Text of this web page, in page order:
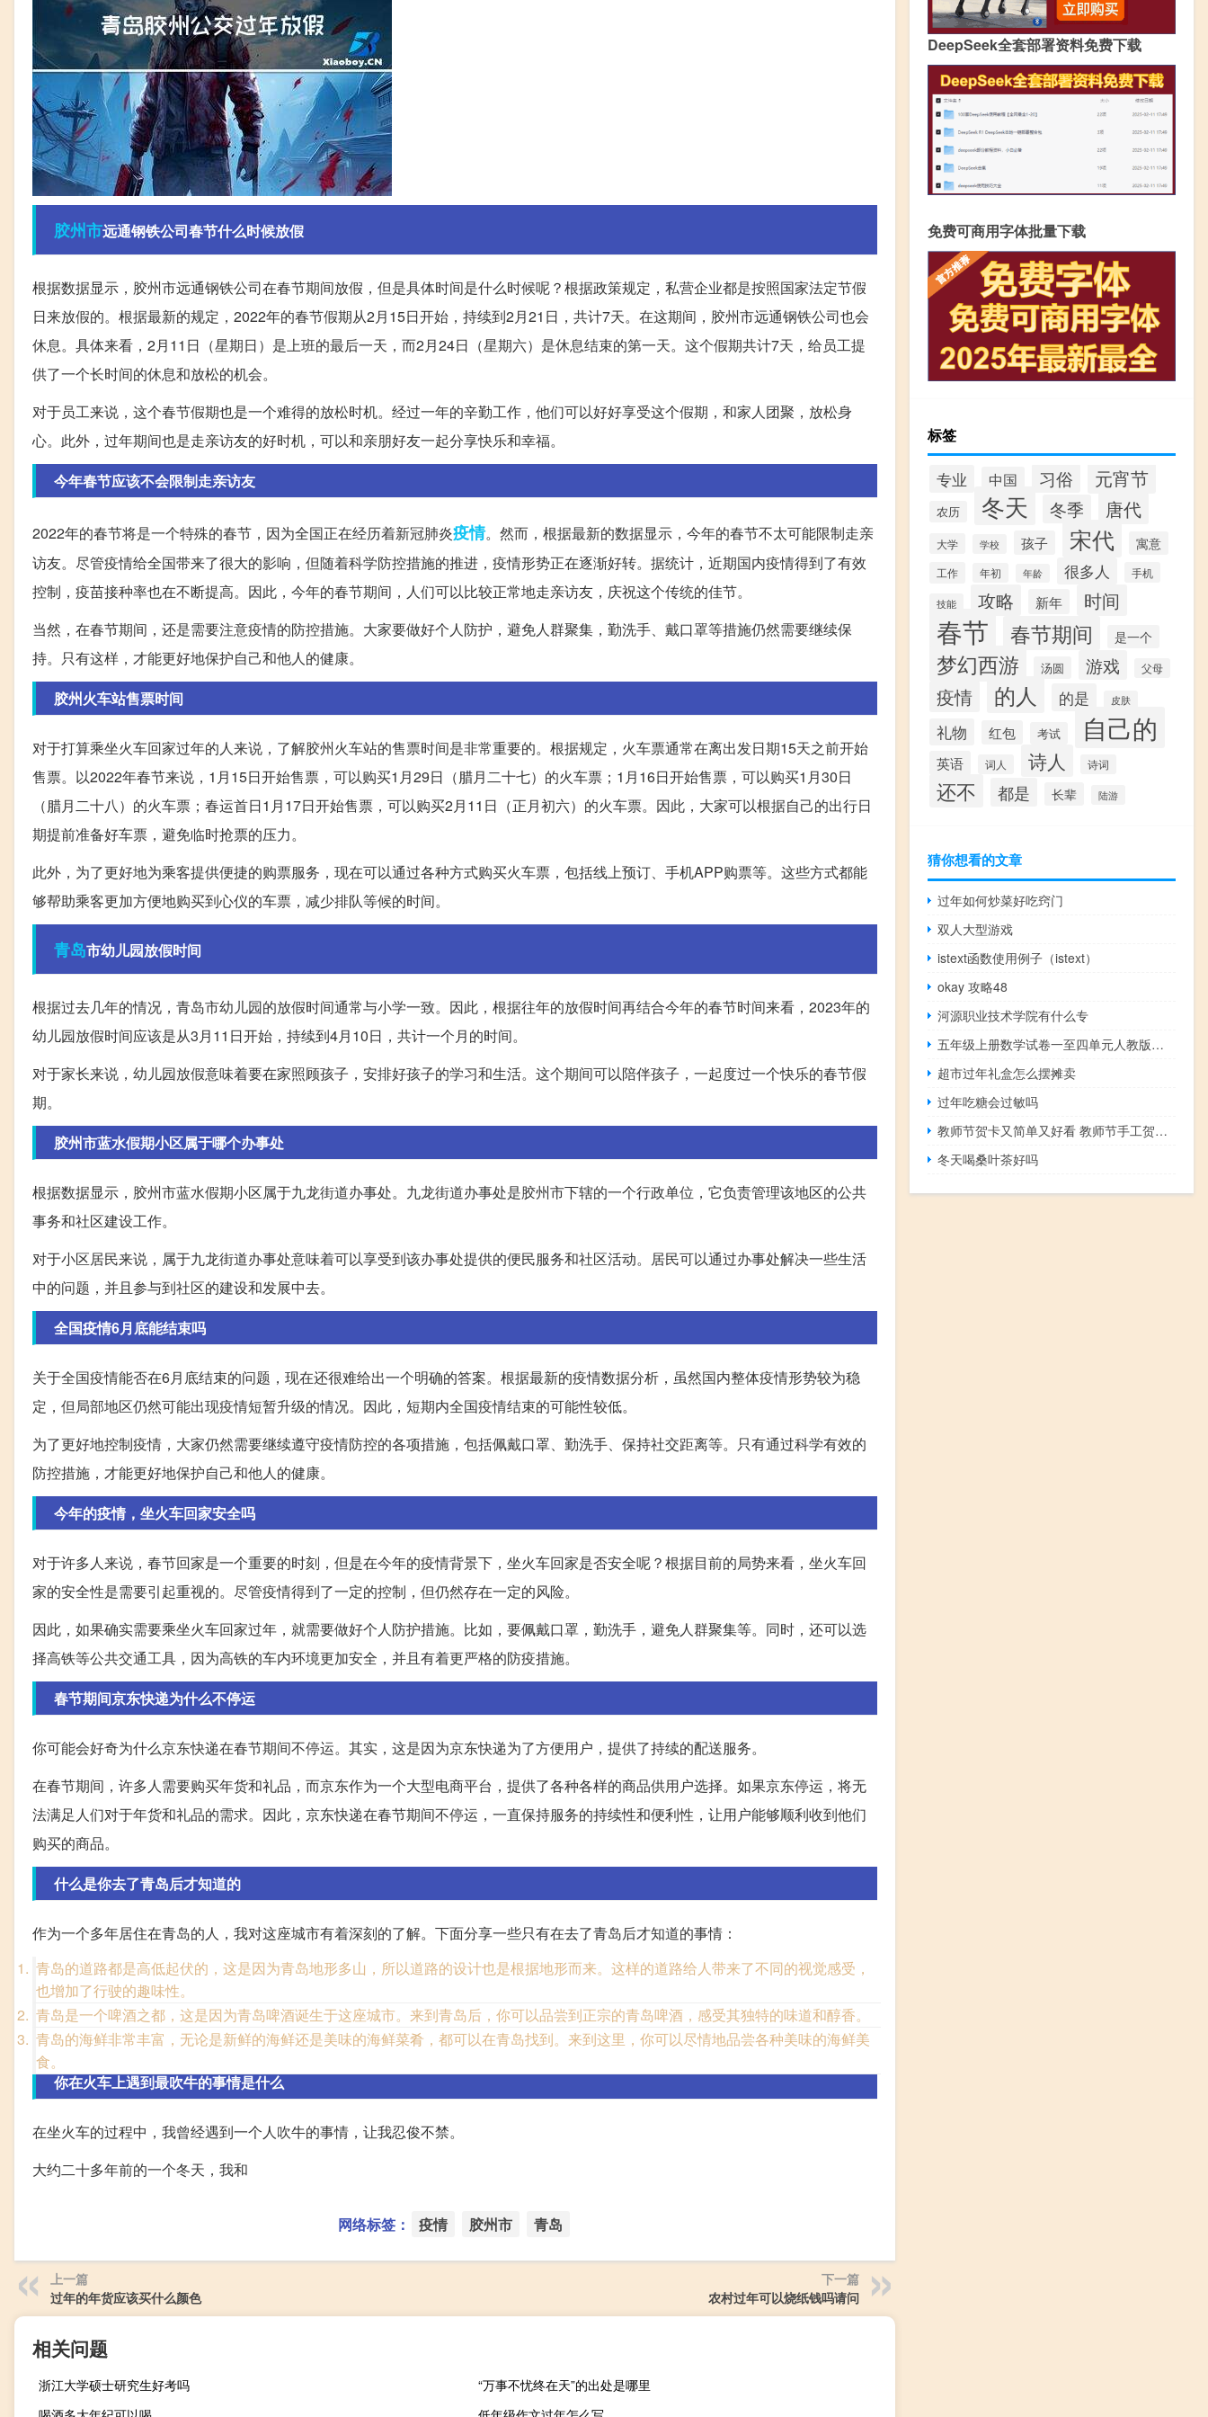
胶州市远通钢铁公司春节什么时候放假
根据数据显示，胶州市远通钢铁公司在春节期间放假，但是具体时间是什么时候呢？根据政策规定，私营企业都是按照国家法定节假
日来放假的。根据最新的规定，2022年的春节假期从2月15日开始，持续到2月21日，共计7天。在这期间，胶州市远通钢铁公司也会
休息。具体来看，2月11日（星期日）是上班的最后一天，而2月24日（星期六）是休息结束的第一天。这个假期共计7天，给员工提
供了一个长时间的休息和放松的机会。
对于员工来说，这个春节假期也是一个难得的放松时机。经过一年的辛勤工作，他们可以好好享受这个假期，和家人团聚，放松身
心。此外，过年期间也是走亲访友的好时机，可以和亲朋好友一起分享快乐和幸福。
今年春节应该不会限制走亲访友
2022年的春节将是一个特殊的春节，因为全国正在经历着新冠肺炎疫情。然而，根据最新的数据显示，今年的春节不太可能限制走亲
访友。尽管疫情给全国带来了很大的影响，但随着科学防控措施的推进，疫情形势正在逐渐好转。据统计，近期国内疫情得到了有效
控制，疫苗接种率也在不断提高。因此，今年的春节期间，人们可以比较正常地走亲访友，庆祝这个传统的佳节。
当然，在春节期间，还是需要注意疫情的防控措施。大家要做好个人防护，避免人群聚集，勤洗手、戴口罩等措施仍然需要继续保
持。只有这样，才能更好地保护自己和他人的健康。
胶州火车站售票时间
对于打算乘坐火车回家过年的人来说，了解胶州火车站的售票时间是非常重要的。根据规定，火车票通常在离出发日期15天之前开始
售票。以2022年春节来说，1月15日开始售票，可以购买1月29日（腊月二十七）的火车票；1月16日开始售票，可以购买1月30日
（腊月二十八）的火车票；春运首日1月17日开始售票，可以购买2月11日（正月初六）的火车票。因此，大家可以根据自己的出行日
期提前准备好车票，避免临时抢票的压力。
此外，为了更好地为乘客提供便捷的购票服务，现在可以通过各种方式购买火车票，包括线上预订、手机APP购票等。这些方式都能
够帮助乘客更加方便地购买到心仪的车票，减少排队等候的时间。
青岛市幼儿园放假时间
根据过去几年的情况，青岛市幼儿园的放假时间通常与小学一致。因此，根据往年的放假时间再结合今年的春节时间来看，2023年的
幼儿园放假时间应该是从3月11日开始，持续到4月10日，共计一个月的时间。
对于家长来说，幼儿园放假意味着要在家照顾孩子，安排好孩子的学习和生活。这个期间可以陪伴孩子，一起度过一个快乐的春节假
期。
胶州市蓝水假期小区属于哪个办事处
根据数据显示，胶州市蓝水假期小区属于九龙街道办事处。九龙街道办事处是胶州市下辖的一个行政单位，它负责管理该地区的公共
事务和社区建设工作。
对于小区居民来说，属于九龙街道办事处意味着可以享受到该办事处提供的便民服务和社区活动。居民可以通过办事处解决一些生活
中的问题，并且参与到社区的建设和发展中去。
全国疫情6月底能结束吗
关于全国疫情能否在6月底结束的问题，现在还很难给出一个明确的答案。根据最新的疫情数据分析，虽然国内整体疫情形势较为稳
定，但局部地区仍然可能出现疫情短暂升级的情况。因此，短期内全国疫情结束的可能性较低。
为了更好地控制疫情，大家仍然需要继续遵守疫情防控的各项措施，包括佩戴口罩、勤洗手、保持社交距离等。只有通过科学有效的
防控措施，才能更好地保护自己和他人的健康。
今年的疫情，坐火车回家安全吗
对于许多人来说，春节回家是一个重要的时刻，但是在今年的疫情背景下，坐火车回家是否安全呢？根据目前的局势来看，坐火车回
家的安全性是需要引起重视的。尽管疫情得到了一定的控制，但仍然存在一定的风险。
因此，如果确实需要乘坐火车回家过年，就需要做好个人防护措施。比如，要佩戴口罩，勤洗手，避免人群聚集等。同时，还可以选
择高铁等公共交通工具，因为高铁的车内环境更加安全，并且有着更严格的防疫措施。
春节期间京东快递为什么不停运
你可能会好奇为什么京东快递在春节期间不停运。其实，这是因为京东快递为了方便用户，提供了持续的配送服务。
在春节期间，许多人需要购买年货和礼品，而京东作为一个大型电商平台，提供了各种各样的商品供用户选择。如果京东停运，将无
法满足人们对于年货和礼品的需求。因此，京东快递在春节期间不停运，一直保持服务的持续性和便利性，让用户能够顺利收到他们
购买的商品。
什么是你去了青岛后才知道的
作为一个多年居住在青岛的人，我对这座城市有着深刻的了解。下面分享一些只有在去了青岛后才知道的事情：
青岛的道路都是高低起伏的，这是因为青岛地形多山，所以道路的设计也是根据地形而来。这样的道路给人带来了不同的视觉感受，
也增加了行驶的趣味性。
青岛是一个啤酒之都，这是因为青岛啤酒诞生于这座城市。来到青岛后，你可以品尝到正宗的青岛啤酒，感受其独特的味道和醇香。
青岛的海鲜非常丰富，无论是新鲜的海鲜还是美味的海鲜菜肴，都可以在青岛找到。来到这里，你可以尽情地品尝各种美味的海鲜美
食。
你在火车上遇到最吹牛的事情是什么
在坐火车的过程中，我曾经遇到一个人吹牛的事情，让我忍俊不禁。
大约二十多年前的一个冬天，我和
网络标签： 疫情 胶州市 青岛
上一篇
过年的年货应该买什么颜色
下一篇
农村过年可以烧纸钱吗请问
相关问题
浙江大学硕士研究生好考吗
“万事不忧终在天”的出处是哪里
DeepSeek全套部署资料免费下载
免费可商用字体批量下载
标签
专业 中国 习俗 元宵节
农历 冬天 冬季 唐代
大学 学校 孩子 宋代 寓意
工作 年初 年龄 很多人 手机
技能 攻略 新年 时间
春节 春节期间 是一个
梦幻西游 汤圆 游戏 父母
疫情 的人 的是 皮肤
礼物 红包 考试 自己的
英语 词人 诗人 诗词
还不 都是 长辈 陆游
猜你想看的文章
过年如何炒菜好吃窍门
双人大型游戏
istext函数使用例子（istext）
okay 攻略48
河源职业技术学院有什么专
五年级上册数学试卷一至四单元人教版（五年级上册数学试卷一至四单元）
超市过年礼盒怎么摆摊卖
过年吃糖会过敏吗
教师节贺卡又简单又好看 教师节手工贺卡简单又漂亮
冬天喝桑叶茶好吗